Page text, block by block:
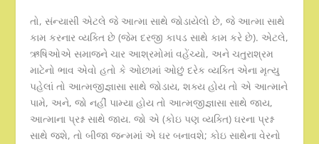
તો, સંન્યાસી એટલે જે આત્મા સાથે જોડાયેલો છે, જે આત્મા સાથે
કામ કરનાર વ્યક્તિ છે (જેમ દરજી કાપડ સાથે કામ કરે છે). એટલે,
ઋષિઓએ સમાજને ચાર આશ્રમોમાં વહેંચ્યો, અને ચતુરાશ્રમ
માટેનો ભાવ એવો હતો કે ઓછામાં ઓછું દરેક વ્યક્તિ એના મૃત્યુ
પહેલાં તો આત્મજીજ્ઞાસા સાથે જોડાય, શક્ય હોય તો એ આત્માને
પામે, અને, જો નહીં પામ્યા હોય તો આત્મજીજ્ઞાસા સાથે જાય,
આત્માના પ્રશ્ન સાથે જાય. જો એ (કોઇ પણ વ્યક્તિ) ઘરના પ્રશ્ન
સાથે જશે, તો બીજા જન્મમાં એ ઘર બનાવશે; કોઇ સાથેના વેરનો